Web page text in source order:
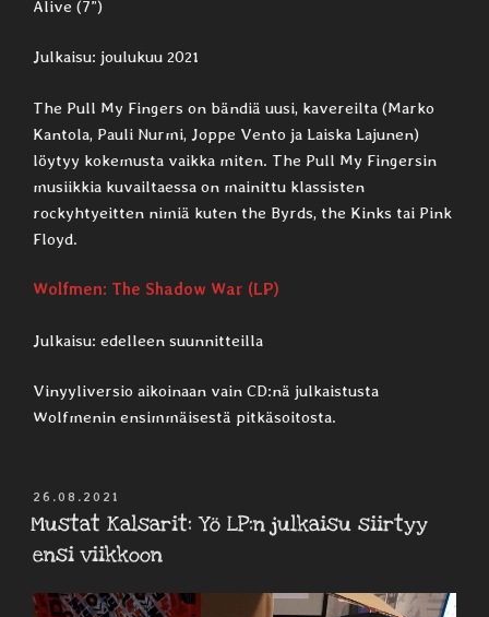
Alive (7”)
Julkaisu: joulukuu 2021
The Pull My Fingers on bändiä uusi, kavereilta (Marko
Kantola, Pauli Nurmi, Joppe Vento ja Laiska Lajunen)
löytyy kokemusta vaikka miten. The Pull My Fingersin
musiikkia kuvailtaessa on mainittu klassisten
rockyhtyeitten nimiä kuten the Byrds, the Kinks tai Pink
Floyd.
Wolfmen: The Shadow War (LP)
Julkaisu: edelleen suunnitteilla
Vinyyliversio aikoinaan vain CD:nä julkaistusta
Wolfmenin ensimmäisestä pitkäsoitosta.
JULKAISTU
26.08.2021
Mustat Kalsarit: Yö LP:n julkaisu siirtyy
ensi viikkoon